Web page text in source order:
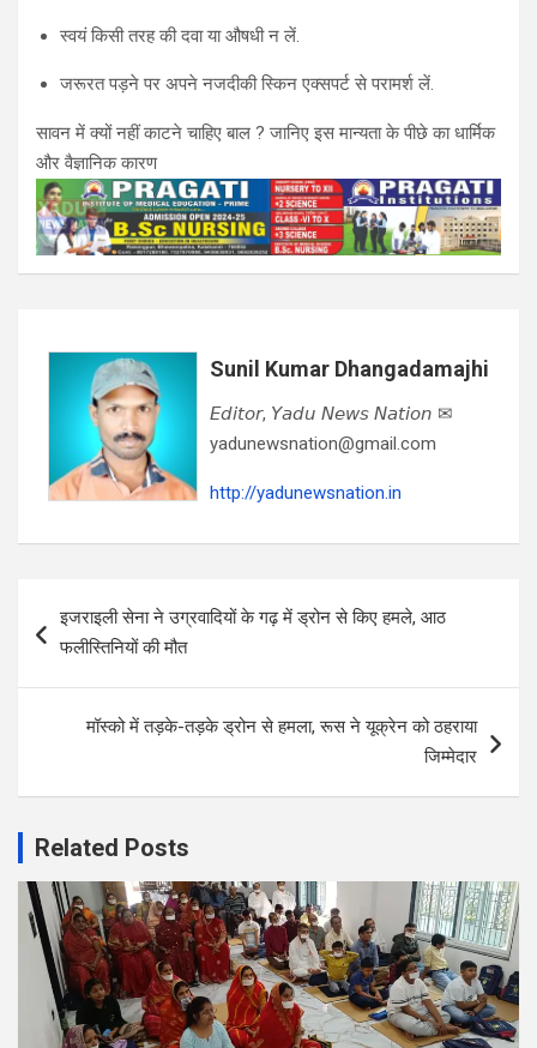
स्वयं किसी तरह की दवा या औषधी न लें.
जरूरत पड़ने पर अपने नजदीकी स्किन एक्सपर्ट से परामर्श लें.
सावन में क्यों नहीं काटने चाहिए बाल ? जानिए इस मान्यता के पीछे का धार्मिक
और वैज्ञानिक कारण
Sunil Kumar Dhangadamajhi
𝘌𝘥𝘪𝘵𝘰𝘳, 𝘠𝘢𝘥𝘶 𝘕𝘦𝘸𝘴 𝘕𝘢𝘵𝘪𝘰𝘯 ✉
yadunewsnation@gmail.com
http://yadunewsnation.in
navigation
इजराइली सेना ने उग्रवादियों के गढ़ में ड्रोन से किए हमले, आठ
फलीस्तिनियों की मौत
मॉस्को में तड़के-तड़के ड्रोन से हमला, रूस ने यूक्रेन को ठहराया
जिम्मेदार
Related Posts